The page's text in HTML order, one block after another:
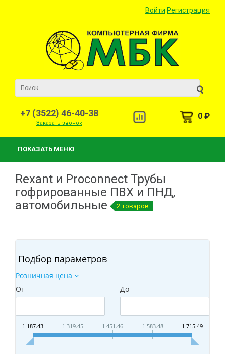
Войти Регистрация
+7 (3522) 46-40-38
Заказать звонок
0 ₽
ПОКАЗАТЬ МЕНЮ
Rexant и Proconnect Трубы
гофрированные ПВХ и ПНД,
автомобильные
2 товаров
Подбор параметров
Розничная цена
От
До
1 187.43 1 319.45 1 451.46 1 583.48 1 715.49